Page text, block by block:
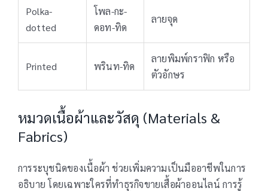
Polka-
dotted
โพล-กะ-
ดอท-ทิด
ลายจุด
Printed พรินท-ทิด
ลายพิมพ์กราฟิก หรือ
ตัวอักษร
หมวดเนื้อผ้าและวัสดุ (Materials &
Fabrics)
การระบุชนิดของเนื้อผ้า ช่วยเพิ่มความเป็นมืออาชีพในการ
อธิบาย โดยเฉพาะใครที่ทำธุรกิจขายเสื้อผ้าออนไลน์ การรู้